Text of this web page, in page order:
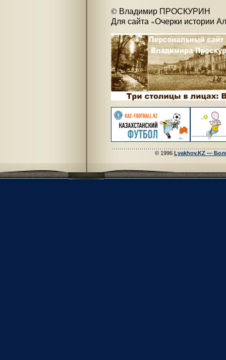
© Владимир ПРОСКУРИН
Для сайта «Очерки истории
© 1996 Lyakhov.KZ —